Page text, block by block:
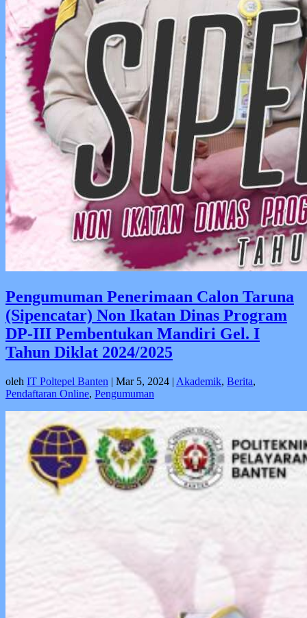
Pengumuman Penerimaan Calon Taruna
(Sipencatar) Non Ikatan Dinas Program
DP-III Pembentukan Mandiri Gel. I
Tahun Diklat 2024/2025
oleh IT Poltepel Banten | Mar 5, 2024 | Akademik, Berita,
Pendaftaran Online, Pengumuman